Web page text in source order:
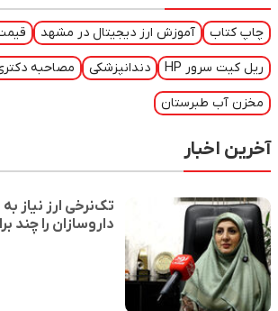
چاپ کتاب آموزش ارز دیجیتال در مشهد
ریل کیت سرور HP دندانپزشکی مصاحبه
مخزن آب طبرستان
آخرین اخبار
تک‌نرخی ارز نیاز
داروسازان را چند